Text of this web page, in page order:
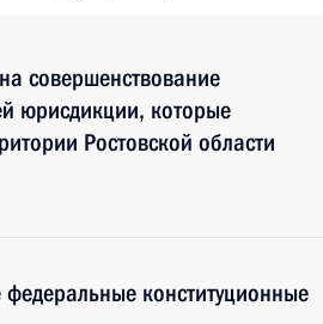
совершенствование
юрисдикции, которые
Ростовской области
конституционные